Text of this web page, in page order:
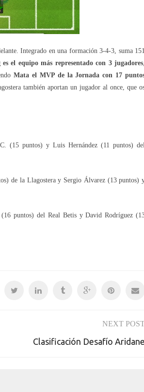
Integrado en una formación 3-4-3, suma
el equipo más representado con 3 jugadores
Mata el MVP de la Jornada con 17
también aportan un jugador al once, que
(15 puntos) y Luis Hernández (11 puntos)
de la Llagostera y Sergio Álvarez (13 puntos)
puntos) del Real Betis y David Rodríguez
NEXT
Clasificación Desafío